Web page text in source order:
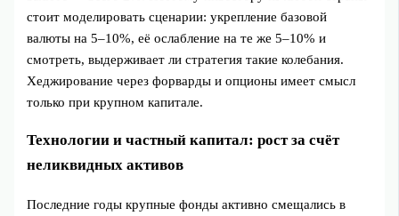
стоит моделировать сценарии: укрепление базовой
валюты на 5–10%, её ослабление на те же 5–10% и
смотреть, выдерживает ли стратегия такие колебания.
Хеджирование через форварды и опционы имеет смысл
только при крупном капитале.
Технологии и частный капитал: рост за счёт
неликвидных активов
Последние годы крупные фонды активно смещались в